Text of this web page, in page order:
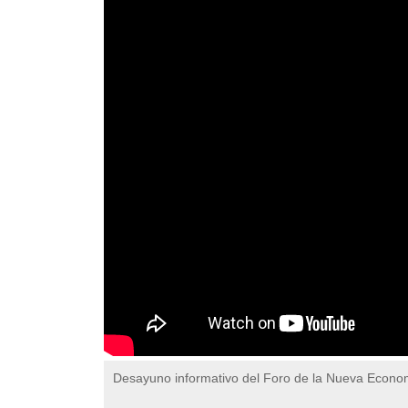
Desayuno informativo del Foro de la Nueva